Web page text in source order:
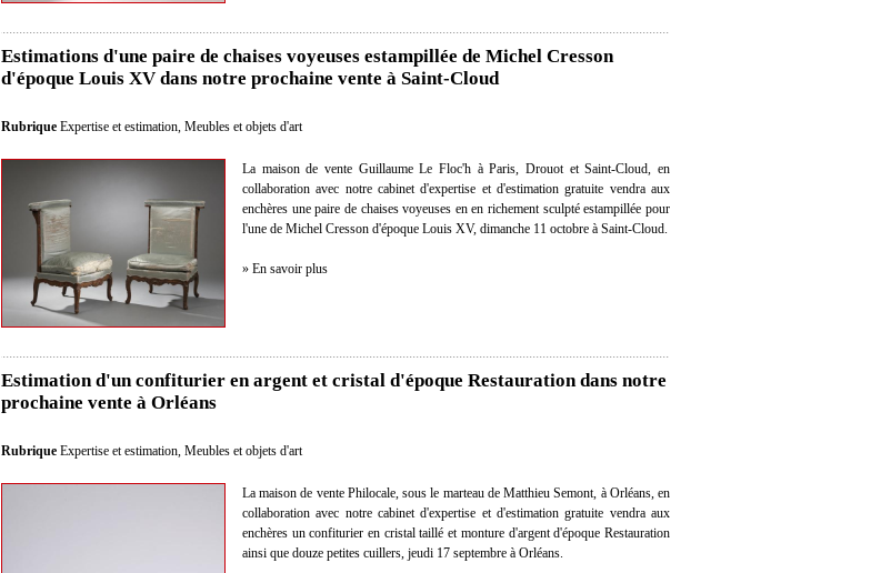
Estimations d'une paire de chaises voyeuses estampillée de Michel Cresson
d'époque Louis XV dans notre prochaine vente à Saint-Cloud
Rubrique Expertise et estimation Meubles et objets d'art
La maison de vente Guillaume Le Floc'h à Paris, Drouot et Saint-Cloud, en
collaboration avec notre cabinet d'expertise et d'estimation gratuite vendra aux
enchères une paire de chaises voyeuses en en richement sculpté estampillée pour
l'une de Michel Cresson d'époque Louis XV, dimanche 11 octobre à Saint-Cloud.
» En savoir plus
Estimation d'un confiturier en argent et cristal d'époque Restauration dans notre
prochaine vente à Orléans
Rubrique Expertise et estimation Meubles et objets d'art
La maison de vente Philocale, sous le marteau de Matthieu Semont, à Orléans, en
collaboration avec notre cabinet d'expertise et d'estimation gratuite vendra aux
enchères un confiturier en cristal taillé et monture d'argent d'époque Restauration
ainsi que douze petites cuillers, jeudi 17 septembre à Orléans.